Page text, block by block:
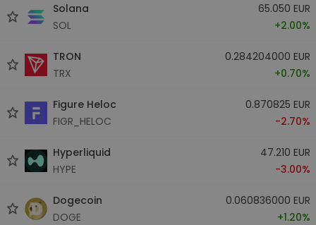
Solana
SOL
65.050 EUR
+2.00%
TRON
TRX
0.284204000 EUR
+0.70%
Figure Heloc
FIGR_HELOC
0.870825 EUR
-2.70%
Hyperliquid
HYPE
47.210 EUR
-3.00%
Dogecoin
DOGE
0.060836000 EUR
+1.20%